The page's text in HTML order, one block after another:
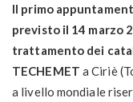
Il primo
previsto il 14 marzo
trattamento dei
TECHEMET a Ciriè
a livello mondiale